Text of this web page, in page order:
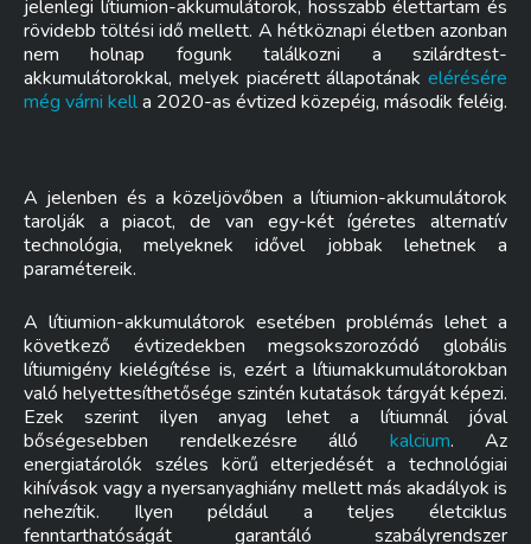
jelenlegi lítiumion-akkumulátorok, hosszabb élettartam és
rövidebb töltési idő mellett. A hétköznapi életben azonban
nem holnap fogunk találkozni a szilárdtest-
akkumulátorokkal, melyek piacérett állapotának elérésére
még várni kella 2020-as évtized közepéig, második feléig.
A jelenben és a közeljövőben a lítiumion-akkumulátorok
tarolják a piacot, de van egy-két ígéretes alternatív
technológia, melyeknek idővel jobbak lehetnek a
paramétereik.
A lítiumion-akkumulátorok esetében problémás lehet a
következő évtizedekben megsokszorozódó globális
lítiumigény kielégítése is, ezért a lítiumakkumulátorokban
való helyettesíthetősége szintén kutatások tárgyát képezi.
Ezek szerint ilyen anyag lehet a lítiumnál jóval
bőségesebben rendelkezésre álló kalcium. Az
energiatárolók széles körű elterjedését a technológiai
kihívások vagy a nyersanyaghiány mellett más akadályok is
nehezítik. Ilyen például a teljes életciklus
fenntarthatóságát garantáló szabályrendszer